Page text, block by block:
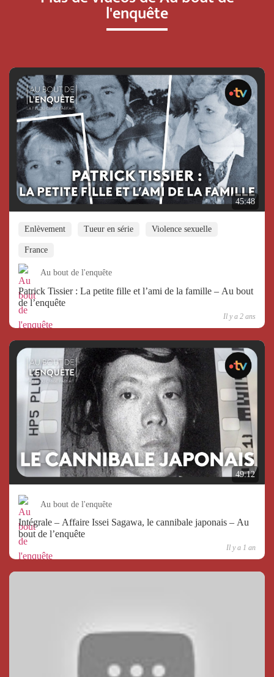
l'enquête
45:48
Enlèvement Tueur en série Violence sexuelle
France
Au bout de l'enquête
Patrick Tissier : La petite fille et l’ami de la famille – Au bout
de l’enquête
Il y a 2 ans
49:12
Au bout de l'enquête
Intégrale – Affaire Issei Sagawa, le cannibale japonais – Au
bout de l’enquête
Il y a 1 an